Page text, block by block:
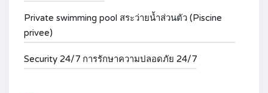
Private swimming pool สระว่ายน้ำส่วนตัว (Piscine
privee)
Security 24/7 การรักษาความปลอดภัย 24/7